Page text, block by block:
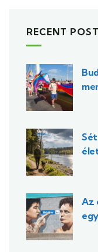
RECENT
Az